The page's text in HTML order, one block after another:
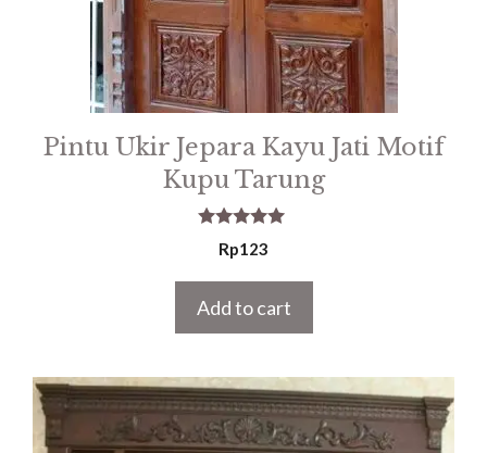
Pintu Ukir Jepara Kayu Jati Motif
Kupu Tarung
5.00
out of 5
Rp123
Add to cart